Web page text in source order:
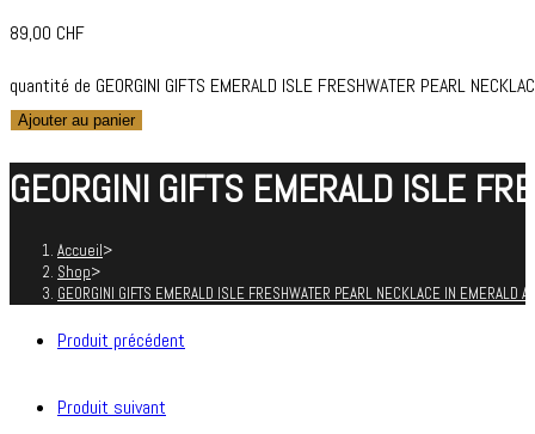
89,00 CHF
quantité de GEORGINI GIFTS EMERALD ISLE FRESHWATER PEARL
Ajouter au panier
GEORGINI GIFTS EMERALD ISLE
Accueil>
Shop>
GEORGINI GIFTS EMERALD ISLE FRESHWATER PEARL NECKLACE IN EMERALD
Produit précédent
Produit suivant